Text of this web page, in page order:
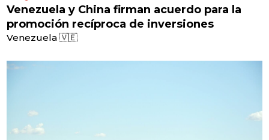
Venezuela y China firman acuerdo para la
promoción recíproca de inversiones
Venezuela 🇻🇪